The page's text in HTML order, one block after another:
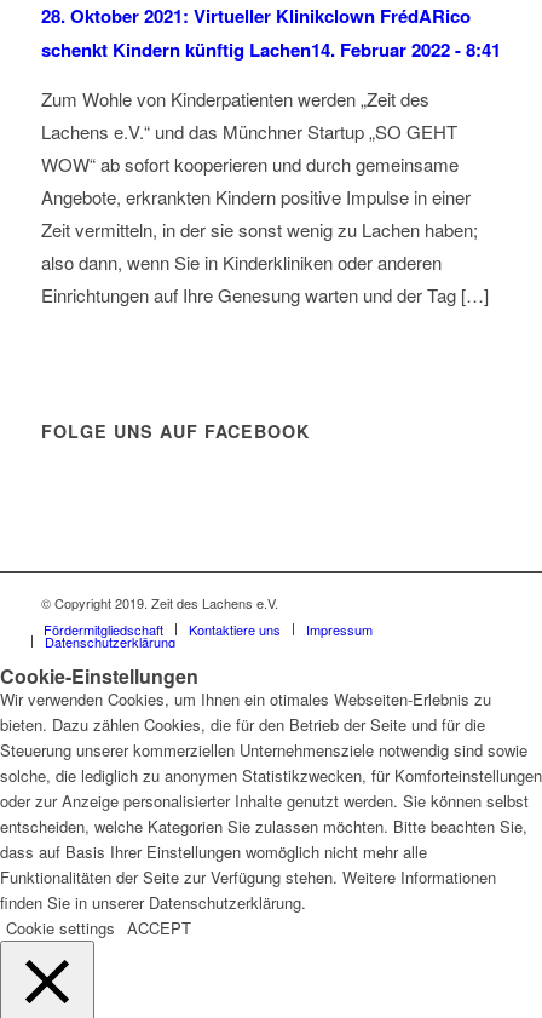
28. Oktober 2021: Virtueller Klinikclown FrédARico
schenkt Kindern künftig Lachen14. Februar 2022 - 8:41
Zum Wohle von Kinderpatienten werden „Zeit des
Lachens e.V.“ und das Münchner Startup „SO GEHT
WOW“ ab sofort kooperieren und durch gemeinsame
Angebote, erkrankten Kindern positive Impulse in einer
Zeit vermitteln, in der sie sonst wenig zu Lachen haben;
also dann, wenn Sie in Kinderkliniken oder anderen
Einrichtungen auf Ihre Genesung warten und der Tag […]
FOLGE UNS AUF FACEBOOK
© Copyright 2019. Zeit des Lachens e.V.
Fördermitgliedschaft
Kontaktiere uns Impressum
Datenschutzerklärung
Cookie-Einstellungen
Wir verwenden Cookies, um Ihnen ein otimales Webseiten-Erlebnis zu
bieten. Dazu zählen Cookies, die für den Betrieb der Seite und für die
Steuerung unserer kommerziellen Unternehmensziele notwendig sind sowie
solche, die lediglich zu anonymen Statistikzwecken, für Komforteinstellungen
oder zur Anzeige personalisierter Inhalte genutzt werden. Sie können selbst
entscheiden, welche Kategorien Sie zulassen möchten. Bitte beachten Sie,
dass auf Basis Ihrer Einstellungen womöglich nicht mehr alle
Funktionalitäten der Seite zur Verfügung stehen. Weitere Informationen
finden Sie in unserer Datenschutzerklärung.
Cookie settings ACCEPT